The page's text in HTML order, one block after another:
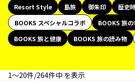
Resort Style
島旅 御朱印 歴史
BOOKS スペシャルコラボ
BOOKS 旅
BOOKS 旅と健康
BOOKS 旅の読み物
1〜20件/264件中 を表示